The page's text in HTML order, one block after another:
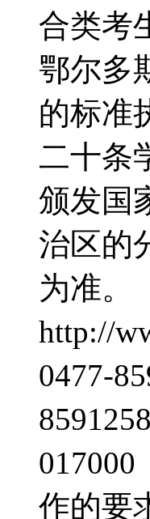
合类
鄂尔多
的标
二十条
颁发国
治区的
为准
http://
0477-
作的要